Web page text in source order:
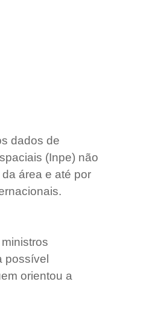
dados de
(Inpe) não
área e até por
possível
orientou a